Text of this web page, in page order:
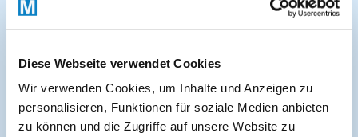
Diese Webseite verwendet Cookies
Wir verwenden Cookies, um Inhalte und Anzeigen zu
personalisieren, Funktionen für soziale Medien anbieten
zu können und die Zugriffe auf unsere Website zu
Chirurgie
Ernährungsmedizin Gastroenterologie
Gynäkologie & Geburtshilfe
Kardiologie Kinder- & Jugendmedizin